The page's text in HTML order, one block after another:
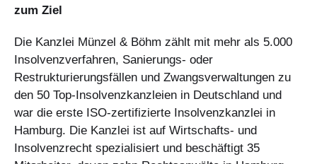
zum Ziel
Die Kanzlei Münzel & Böhm zählt mit mehr als 5.000
Insolvenzverfahren, Sanierungs- oder
Restrukturierungsfällen und Zwangsverwaltungen zu
den 50 Top-Insolvenzkanzleien in Deutschland und
war die erste ISO-zertifizierte Insolvenzkanzlei in
Hamburg. Die Kanzlei ist auf Wirtschafts- und
Insolvenzrecht spezialisiert und beschäftigt 35